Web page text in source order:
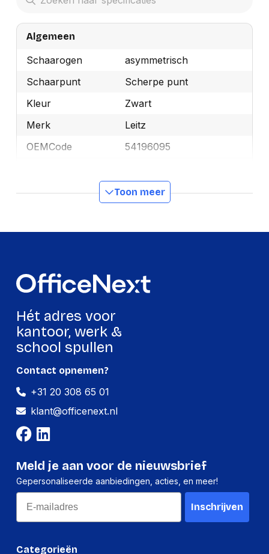
Algemeen
Schaarogen
asymmetrisch
Schaarpunt
Scherpe punt
Kleur
Zwart
Merk
Leitz
OEMCode
54196095
4002432109401
Breedte
80 mm
Gewicht
Per stuk
Hoeveelheid:
Breedte:
Hoogte:
10 millimeter
Lengte:
240 millimeter
Gewicht:
Toon meer
Hét adres voor
kantoor, werk &
school spullen
Categorieën
Contact opnemen?
+31 20 308 65 01
klant@officenext.nl
Meld je aan voor de nieuwsbrief
Gepersonaliseerde aanbiedingen, acties, en meer!
Email
Inschrijven